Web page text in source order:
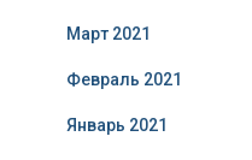
Март 2021
Февраль 2021
Январь 2021